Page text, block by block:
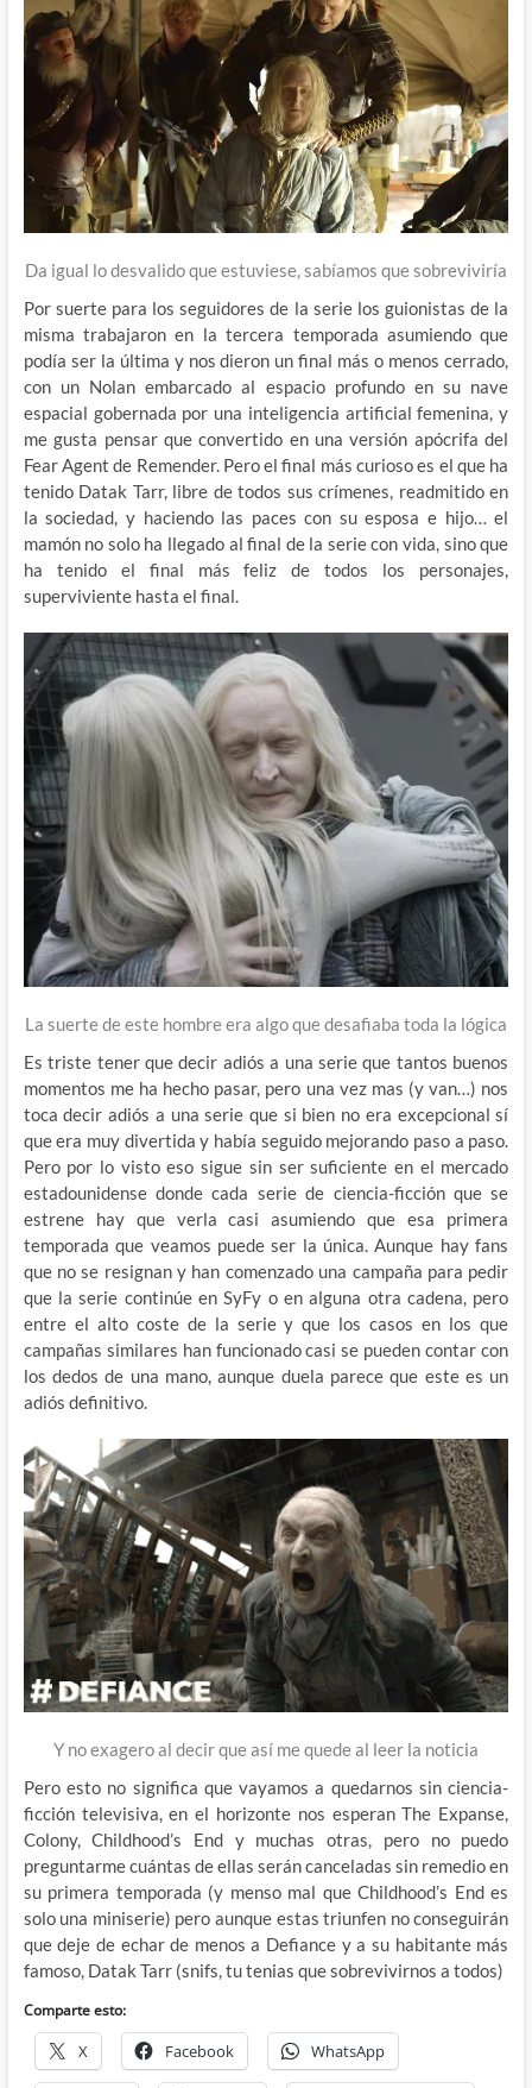
Da igual lo desvalido que estuviese, sabíamos que sobreviviría
Por suerte para los seguidores de la serie los guionistas de la
misma trabajaron en la tercera temporada asumiendo que
podía ser la última y nos dieron un final más o menos cerrado,
con un Nolan embarcado al espacio profundo en su nave
espacial gobernada por una inteligencia artificial femenina, y
me gusta pensar que convertido en una versión apócrifa del
Fear Agent de Remender. Pero el final más curioso es el que ha
tenido Datak Tarr, libre de todos sus crímenes, readmitido en
la sociedad, y haciendo las paces con su esposa e hijo… el
mamón no solo ha llegado al final de la serie con vida, sino que
ha tenido el final más feliz de todos los personajes,
superviviente hasta el final.
La suerte de este hombre era algo que desafiaba toda la lógica
Es triste tener que decir adiós a una serie que tantos buenos
momentos me ha hecho pasar, pero una vez mas (y van…) nos
toca decir adiós a una serie que si bien no era excepcional sí
que era muy divertida y había seguido mejorando paso a paso.
Pero por lo visto eso sigue sin ser suficiente en el mercado
estadounidense donde cada serie de ciencia-ficción que se
estrene hay que verla casi asumiendo que esa primera
temporada que veamos puede ser la única. Aunque hay fans
que no se resignan y han comenzado una campaña para pedir
que la serie continúe en SyFy o en alguna otra cadena, pero
entre el alto coste de la serie y que los casos en los que
campañas similares han funcionado casi se pueden contar con
los dedos de una mano, aunque duela parece que este es un
adiós definitivo.
Y no exagero al decir que así me quede al leer la noticia
Pero esto no significa que vayamos a quedarnos sin ciencia-
ficción televisiva, en el horizonte nos esperan The Expanse,
Colony, Childhood’s End y muchas otras, pero no puedo
preguntarme cuántas de ellas serán canceladas sin remedio en
su primera temporada (y menso mal que Childhood’s End es
solo una miniserie) pero aunque estas triunfen no conseguirán
que deje de echar de menos a Defiance y a su habitante más
famoso, Datak Tarr (snifs, tu tenias que sobrevivirnos a todos)
Comparte esto:
X Facebook WhatsApp